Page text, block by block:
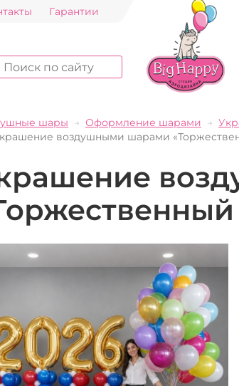
Гарантии
шары Оформление шарами
воздушными шарами